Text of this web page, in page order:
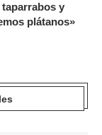
taparrabos y
plátanos»